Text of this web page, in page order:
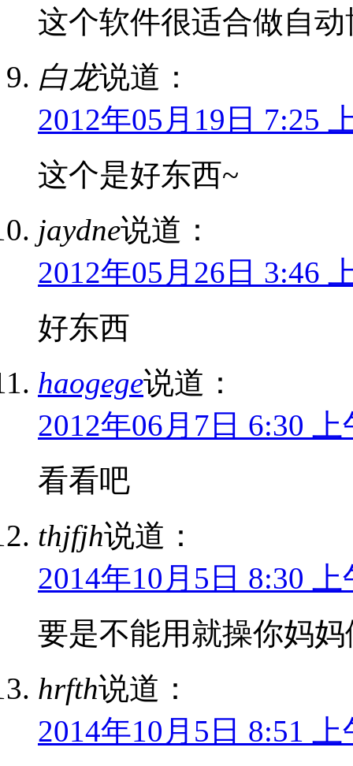
这个软件很适合做自动
白龙说道：
2012年05月19日 7:25
这个是好东西~
jaydne说道：
2012年05月26日 3:46
好东西
haogege说道：
2012年06月7日 6:30 上
看看吧
thjfjh说道：
2014年10月5日 8:30 上
要是不能用就操你妈妈
hrfth说道：
2014年10月5日 8:51 上